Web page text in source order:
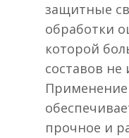
защитные
обработки
которой
составов
прочное и